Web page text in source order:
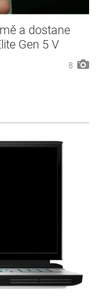
a dostane
Gen 5 V
8